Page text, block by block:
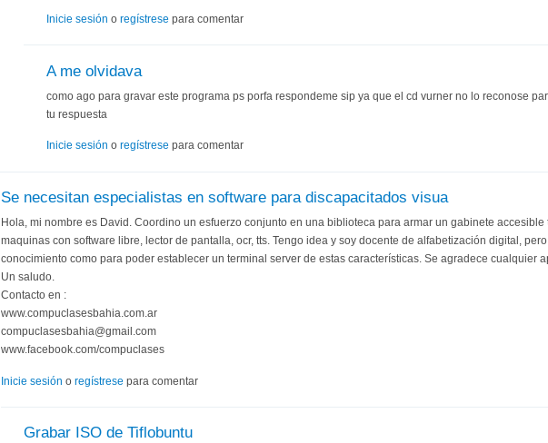
Inicie sesión o regístrese para comentar
A me olvidava
como ago para gravar este programa ps porfa respondeme sip ya que el cd vurner no lo reconose
tu respuesta
Inicie sesión o regístrese para comentar
Se necesitan especialistas en software para discapacitados visua
Hola, mi nombre es David. Coordino un esfuerzo conjunto en una biblioteca para armar un gabinete
maquinas con software libre, lector de pantalla, ocr, tts. Tengo idea y soy docente de alfabetización digital,
conocimiento como para poder establecer un terminal server de estas características. Se agradece cualquier
Un saludo.
Contacto en :
www.compuclasesbahia.com.ar
compuclasesbahia@gmail.com
www.facebook.com/compuclases
Inicie sesión o regístrese para comentar
Grabar ISO de Tiflobuntu